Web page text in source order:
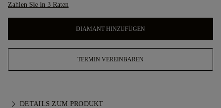
Zahlen Sie in 3 Raten
DIAMANT HINZUFÜGEN
TERMIN VEREINBAREN
DETAILS ZUM PRODUKT